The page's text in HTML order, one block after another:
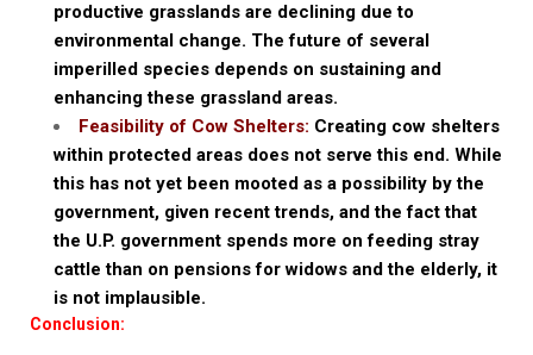
productive grasslands are declining due to
environmental change. The future of several
imperilled species depends on sustaining and
enhancing these grassland areas.
Feasibility of Cow Shelters: Creating cow shelters
within protected areas does not serve this end. While
this has not yet been mooted as a possibility by the
government, given recent trends, and the fact that
the U.P. government spends more on feeding stray
cattle than on pensions for widows and the elderly, it
is not implausible.
Conclusion: